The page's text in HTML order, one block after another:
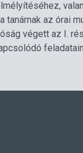
az órai
végett az I.